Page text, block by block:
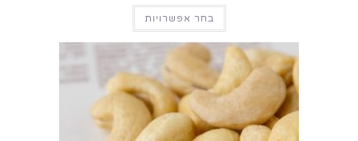
בחר אפשרויות